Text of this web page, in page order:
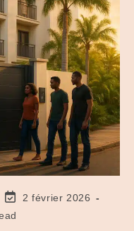
2 février 2026